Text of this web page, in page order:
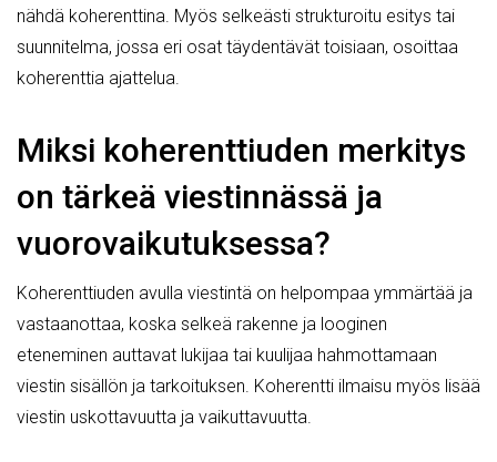
nähdä koherenttina. Myös selkeästi strukturoitu esitys tai
suunnitelma, jossa eri osat täydentävät toisiaan, osoittaa
koherenttia ajattelua.
Miksi koherenttiuden merkitys
on tärkeä viestinnässä ja
vuorovaikutuksessa?
Koherenttiuden avulla viestintä on helpompaa ymmärtää ja
vastaanottaa, koska selkeä rakenne ja looginen
eteneminen auttavat lukijaa tai kuulijaa hahmottamaan
viestin sisällön ja tarkoituksen. Koherentti ilmaisu myös lisää
viestin uskottavuutta ja vaikuttavuutta.